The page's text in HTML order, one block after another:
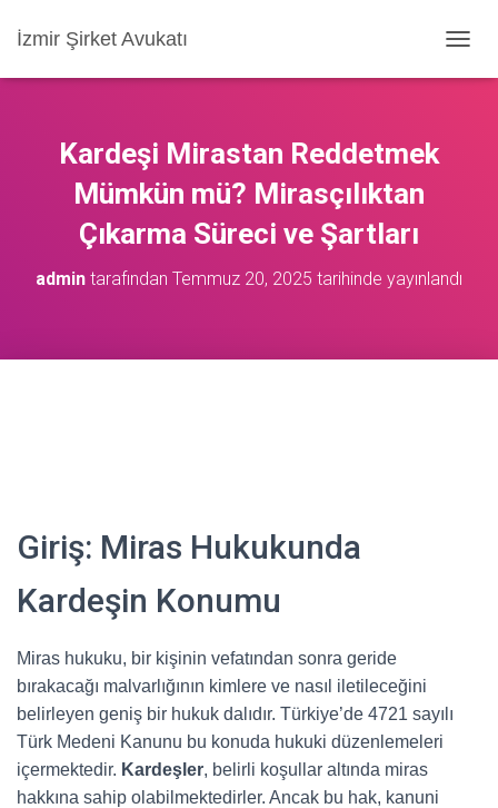
İzmir Şirket Avukatı
E
P
Kardeşi Mirastan Reddetmek
Mümkün mü? Mirasçılıktan
Çıkarma Süreci ve Şartları
admin tarafından Temmuz 20, 2025 tarihinde yayınlandı
Giriş: Miras Hukukunda
Kardeşin Konumu
Miras hukuku, bir kişinin vefatından sonra geride
bırakacağı malvarlığının kimlere ve nasıl iletileceğini
belirleyen geniş bir hukuk dalıdır. Türkiye’de 4721 sayılı
Türk Medeni Kanunu bu konuda hukuki düzenlemeleri
içermektedir. Kardeşler, belirli koşullar altında miras
hakkına sahip olabilmektedirler. Ancak bu hak, kanuni